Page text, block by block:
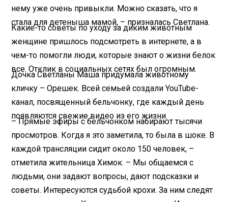
нему уже очень привыкли. Можно сказать, что я
стала для детеныша мамой, – призналась Светлана.
Какие-то советы по уходу за диким животным
женщине пришлось подсмотреть в интернете, а в
чем-то помогли люди, которые знают о жизни белок
все. Отклик в социальных сетях был огромным.
Дочка Светланы Маша придумала животному
кличку – Орешек. Всей семьей создали YouTube-
канал, посвященный бельчонку, где каждый день
появляются свежие видео из его жизни.
– Прямые эфиры с бельчонком набирают тысячи
просмотров. Когда я это заметила, то была в шоке. В
каждой трансляции сидит около 150 человек, –
отметила жительница Химок. – Мы общаемся с
людьми, они задают вопросы, дают подсказки и
советы. Интересуются судьбой крохи. За ним следят